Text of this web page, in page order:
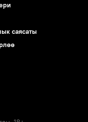
саясаты